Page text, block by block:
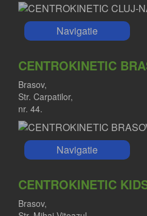
Navigatie
CENTROKINETIC
Brasov,
Str. Carpatilor,
nr. 44.
Navigatie
CENTROKINETIC
Brasov,